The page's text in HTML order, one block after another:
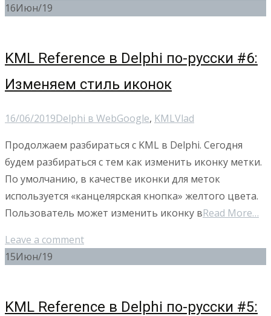
16Июн/19
KML Reference в Delphi по-русски #6:
Изменяем стиль иконок
16/06/2019Delphi в WebGoogle, KMLVlad
Продолжаем разбираться с KML в Delphi. Сегодня
будем разбираться с тем как изменить иконку метки.
По умолчанию, в качестве иконки для меток
используется «канцелярская кнопка» желтого цвета.
Пользователь может изменить иконку вRead More…
Leave a comment
15Июн/19
KML Reference в Delphi по-русски #5: